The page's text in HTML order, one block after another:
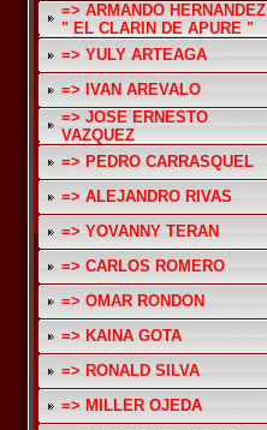
=> ARMANDO HERNANDEZ
" EL CLARIN DE APURE "
=> YULY ARTEAGA
=> IVAN AREVALO
=> JOSE ERNESTO
VAZQUEZ
=> PEDRO CARRASQUEL
=> ALEJANDRO RIVAS
=> YOVANNY TERAN
=> CARLOS ROMERO
=> OMAR RONDON
=> KAINA GOTA
=> RONALD SILVA
=> MILLER OJEDA